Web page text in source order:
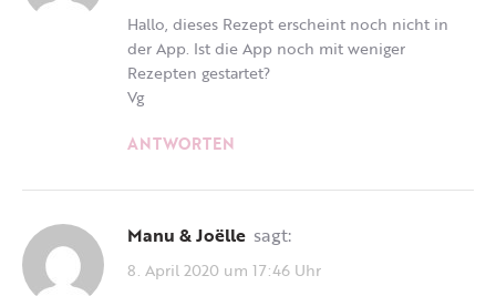
Hallo, dieses Rezept erscheint noch nicht in
der App. Ist die App noch mit weniger
Rezepten gestartet?
Vg
ANTWORTEN
Manu & Joëlle sagt:
8. April 2020 um 17:46 Uhr